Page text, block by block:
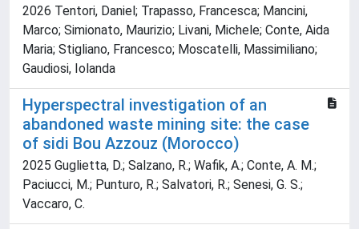
2026 Tentori, Daniel; Trapasso, Francesca; Mancini,
Marco; Simionato, Maurizio; Livani, Michele; Conte, Aida
Maria; Stigliano, Francesco; Moscatelli, Massimiliano;
Gaudiosi, Iolanda
Hyperspectral investigation of an
abandoned waste mining site: the case
of sidi Bou Azzouz (Morocco)
2025 Guglietta, D.; Salzano, R.; Wafik, A.; Conte, A. M.;
Paciucci, M.; Punturo, R.; Salvatori, R.; Senesi, G. S.;
Vaccaro, C.